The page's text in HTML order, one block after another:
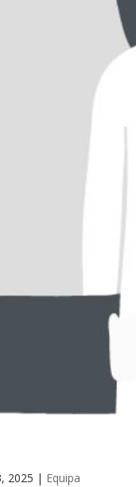
2025 | Equipa